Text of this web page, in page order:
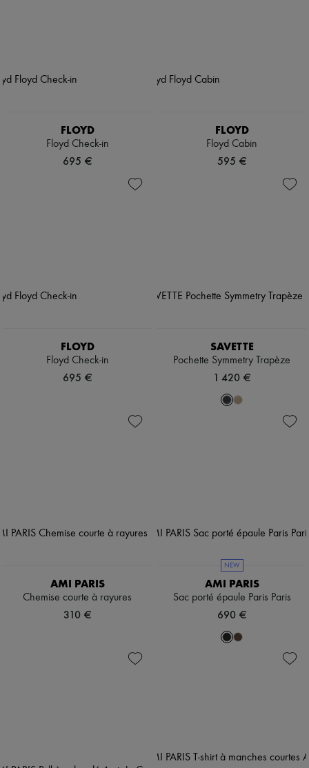
FLOYD
Floyd Check-in
695 €
FLOYD
Floyd Cabin
595 €
FLOYD
Floyd Check-in
695 €
SAVETTE
Pochette Symmetry Trapèze
1 420 €
AMI PARIS
Chemise courte à rayures
310 €
NEW
AMI PARIS
Sac porté épaule Paris Paris
690 €